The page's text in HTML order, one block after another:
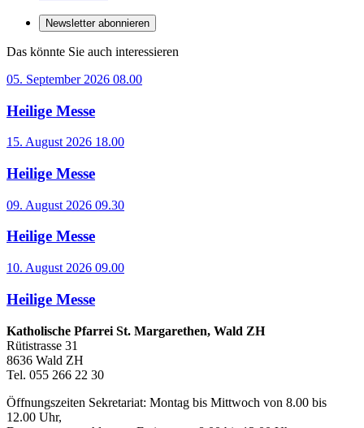
Newsletter abonnieren
Das könnte Sie auch interessieren
05. September 2026 08.00
Heilige Messe
15. August 2026 18.00
Heilige Messe
09. August 2026 09.30
Heilige Messe
10. August 2026 09.00
Heilige Messe
Katholische Pfarrei St. Margarethen, Wald ZH
Rütistrasse 31
8636 Wald ZH
Tel. 055 266 22 30
Öffnungszeiten Sekretariat: Montag bis Mittwoch von 8.00 bis
12.00 Uhr,